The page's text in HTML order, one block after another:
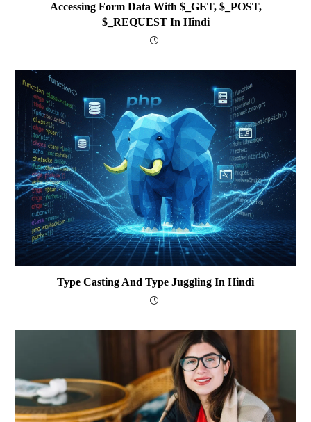
Accessing Form Data With $_GET, $_POST,
$_REQUEST In Hindi
Type Casting And Type Juggling In Hindi